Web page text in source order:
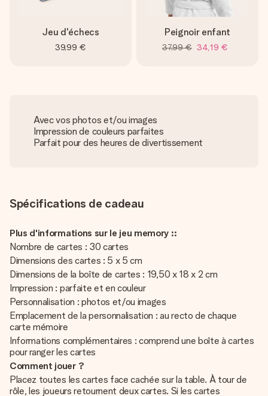
Jeu d'échecs
39,99 €
Peignoir enfant
37,99 € 34,19 €
Avec vos photos et/ou images
Impression de couleurs parfaites
Parfait pour des heures de divertissement
Spécifications de cadeau
Plus d'informations sur le jeu memory ::
Nombre de cartes : 30 cartes
Dimensions des cartes : 5 x 5 cm
Dimensions de la boîte de cartes : 19,50 x 18 x 2 cm
Impression : parfaite et en couleur
Personnalisation : photos et/ou images
Emplacement de la personnalisation : au recto de chaque
carte mémoire
Informations complémentaires : comprend une boîte à cartes
pour ranger les cartes
Comment jouer ?
Placez toutes les cartes face cachée sur la table. À tour de
rôle, les joueurs retournent deux cartes. Si les cartes